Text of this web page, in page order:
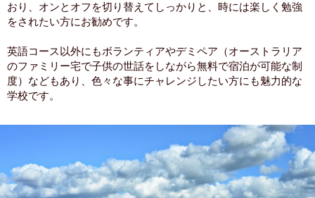
おり、オンとオフを切り替えてしっかりと、時には楽しく勉強
をされたい方にお勧めです。
英語コース以外にもボランティアやデミペア（オーストラリア
のファミリー宅で子供の世話をしながら無料で宿泊が可能な制
度）などもあり、色々な事にチャレンジしたい方にも魅力的な
学校です。